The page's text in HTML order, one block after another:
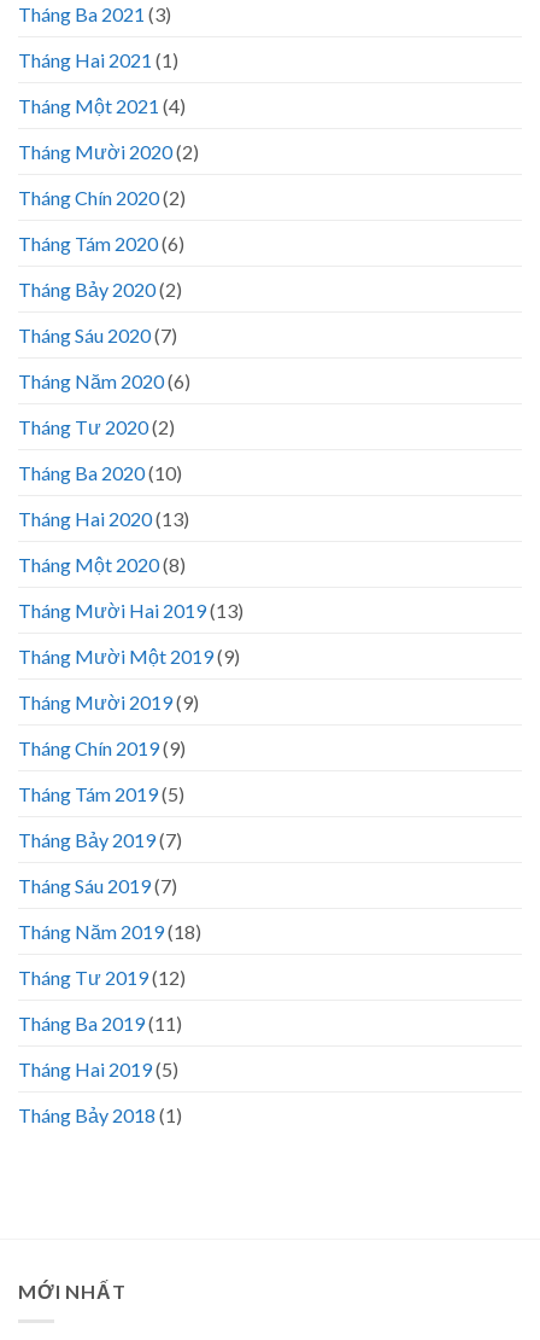
Tháng Ba 2021 (3)
Tháng Hai 2021 (1)
Tháng Một 2021 (4)
Tháng Mười 2020(2)
Tháng Chín 2020(2)
Tháng Tám 2020(6)
Tháng Bảy 2020(2)
Tháng Sáu 2020(7)
Tháng Năm 2020(6)
Tháng Tư 2020(2)
Tháng Ba 2020(10)
Tháng Hai 2020(13)
Tháng Một 2020(8)
Tháng Mười Hai 2019(13)
Tháng Mười Một 2019(9)
Tháng Mười 2019(9)
Tháng Chín 2019(9)
Tháng Tám 2019(5)
Tháng Bảy 2019(7)
Tháng Sáu 2019(7)
Tháng Năm 2019(18)
Tháng Tư 2019(12)
Tháng Ba 2019(11)
Tháng Hai 2019(5)
Tháng Bảy 2018 (1)
MỚI NHẤT